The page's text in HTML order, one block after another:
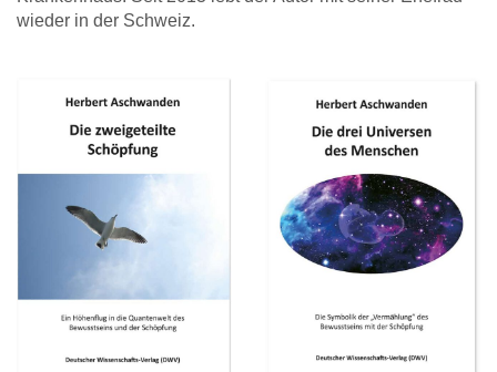
wieder in der Schweiz.